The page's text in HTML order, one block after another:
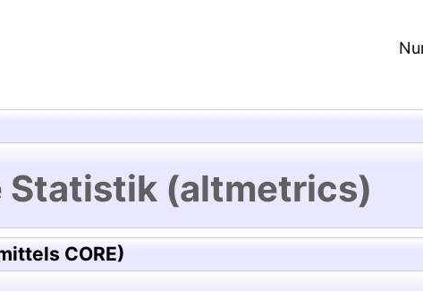
(altmetrics)
CORE)